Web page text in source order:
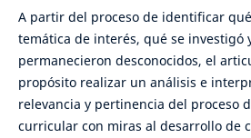
A partir del proceso de identificar
temática de interés, qué se investigó
permanecieron desconocidos, el
propósito realizar un análisis e
relevancia y pertinencia del proceso
curricular con miras al desarrollo de